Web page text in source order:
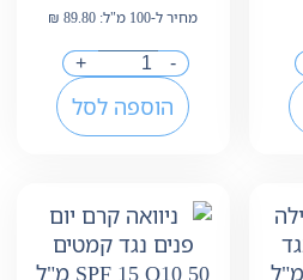
מחיר ל-100 מ"ל: ₪ 89.80
-
+
הוספה לסל